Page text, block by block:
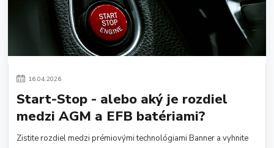
16.04.2026
Start-Stop - alebo aký je rozdiel
medzi AGM a EFB batériami?
Zistite rozdiel medzi prémiovými technológiami Banner a vyhnite